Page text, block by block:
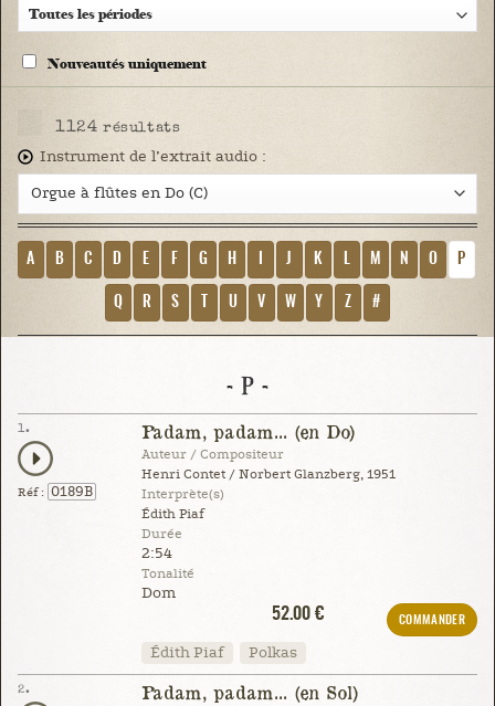
Nouveautés uniquement
1124 résultats
Instrument de l’extrait audio :
A B C D E F G H J K M N O P
Q R S U V W Y Z #
- P -
1.
Réf : 0189B
Padam, padam... (en Do)
Auteur / Compositeur
Henri Contet / Norbert Glanzberg, 1951
Interprète(s)
Édith Piaf
Durée
2:54
Tonalité
Dom
52.00 €
COMMANDER
Édith Piaf Polkas
2. Padam, padam... (en Sol)